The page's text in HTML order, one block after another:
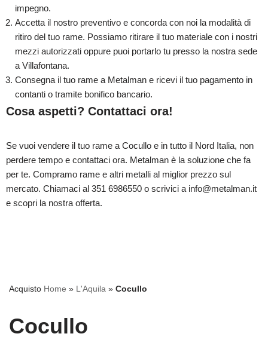
impegno.
Accetta il nostro preventivo e concorda con noi la modalità di
ritiro del tuo rame. Possiamo ritirare il tuo materiale con i nostri
mezzi autorizzati oppure puoi portarlo tu presso la nostra sede
a Villafontana.
Consegna il tuo rame a Metalman e ricevi il tuo pagamento in
contanti o tramite bonifico bancario.
Cosa aspetti? Contattaci ora!
Se vuoi vendere il tuo rame a Cocullo e in tutto il Nord Italia, non
perdere tempo e contattaci ora. Metalman è la soluzione che fa
per te. Compramo rame e altri metalli al miglior prezzo sul
mercato. Chiamaci al 351 6986550 o scrivici a info@metalman.it
e scopri la nostra offerta.
Acquisto Home » L'Aquila » Cocullo
Cocullo